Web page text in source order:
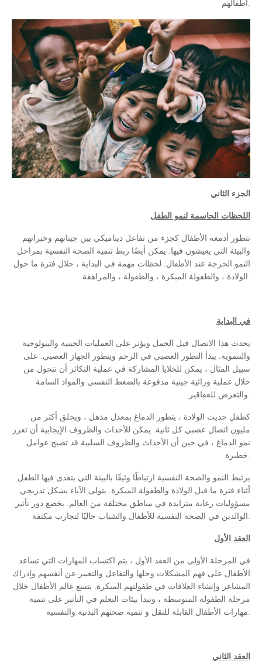
الجزء الثاني
اللحظات الحاسمة لنمو الطفل
تتطور أدمغة الأطفال كجزء من تفاعل ديناميكي بين جيناتهم وخبراتهم
والبيئة التي يعيشون فيها. يمكن أيضًا ربط تنمية الصحة النفسية بمراحل
النمو الحرجة عند الأطفال. لحظات مهمة في البداية ، خلال فترة ما حول
في البداية
يحدث هذا الاتصال قبل الحمل ويؤثر على العمليات الجينية والبيولوجية
والتنموية. يبدأ التطور العصبي في الرحم ويتطور الجهاز العصبي. على
سبيل المثال ، يمكن للخلايا المشاركة في عملية التكاثر أن تتحول من
خلال عملية وراثية جينية مدفوعة بالضغط النفسي والمواد السامة
كطفل حديث الولادة ، يتطور الدماغ بمعدل مذهل ، ويخلق أكثر من
مليون اتصال عصبي كل ثانية. يمكن للأحداث والظروف الإيجابية أن تعزز
نمو الدماغ ، في حين أن الأحداث والظروف السلبية قد تصبح عوامل
يرتبط النمو والصحة النفسية ارتباطًا وثيقًا بالبيئة التي يتغذى فيها الطفل
أثناء فترة ما قبل الولادة والطفولة المبكرة. يتولى الآباء بشكل تدريجي
مسؤوليات رعاية متزايدة في مناطق مختلفة من العالم. يخضع دور تأثير
العقد الأول
في المرحلة الأولى من العقد الأول ، يتم اكتساب المهارات التي تساعد
الأطفال على فهم المشكلات وحلها والتفاعل والتعبير عن أنفسهم وإدراك
المشاعر وإنشاء العلاقات في طفولتهم المبكرة. يتسع عالم الأطفال خلال
مرحلة الطفولة المتوسطة ، وتبدأ بيئات التعلم في التأثير على تنمية
العقد الثاني